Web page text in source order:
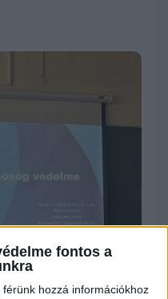
fontos a
hozzá információkhoz